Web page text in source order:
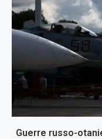
Guerre russo-